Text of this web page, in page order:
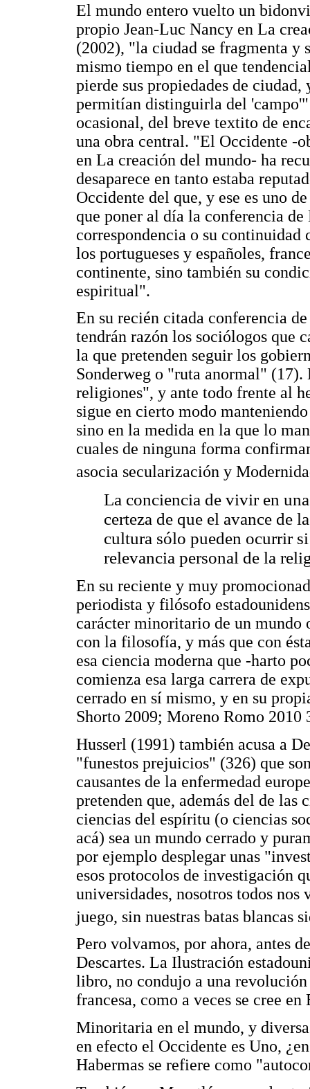
El mundo entero vuelto un
propio Jean-Luc Nancy en La
(2002), "la ciudad se fragmenta y
mismo tiempo en el que
pierde sus propiedades de
permitían distinguirla del
ocasional, del breve textito de
una obra central. "El Occidente -
en La creación del mundo- ha
desaparece en tanto estaba
Occidente del que, y ese es uno
que poner al día la conferencia de
correspondencia o su
los portugueses y españoles,
continente, sino también su
espiritual".
En su recién citada conferencia
tendrán razón los sociólogos que
la que pretenden seguir los
Sonderweg o "ruta anormal"
religiones", y ante todo frente al
sigue en cierto modo
sino en la medida en la que lo
cuales de ninguna forma
asocia secularización y
La conciencia de vivir en
certeza de que el avance de
cultura sólo pueden ocurrir
relevancia personal de la
En su reciente y muy
periodista y filósofo
carácter minoritario de un mundo
con la filosofía, y más que con
esa ciencia moderna que -harto
comienza esa larga carrera de
cerrado en sí mismo, y en su
Shorto 2009; Moreno Romo 2010
Husserl (1991) también acusa a
"funestos prejuicios" (326) que
causantes de la enfermedad
pretenden que, además del de las
ciencias del espíritu (o ciencias
acá) sea un mundo cerrado y
por ejemplo desplegar unas
esos protocolos de investigación
universidades, nosotros todos
juego, sin nuestras batas blancas
Pero volvamos, por ahora, antes
Descartes. La Ilustración
libro, no condujo a una
francesa, como a veces se cree en
Minoritaria en el mundo, y
en efecto el Occidente es Uno,
Habermas se refiere como